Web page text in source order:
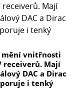
mění vnitřnosti
receiverů. Mají
DAC a Dirac
i tenký